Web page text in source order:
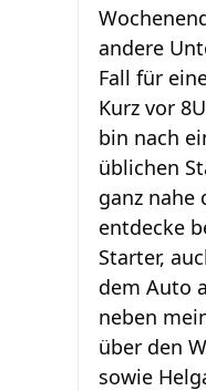
andere
Fall für
Kurz vor
bin nach
üblichen
ganz
entdecke
Starter,
dem Auto
neben
über den
sowie